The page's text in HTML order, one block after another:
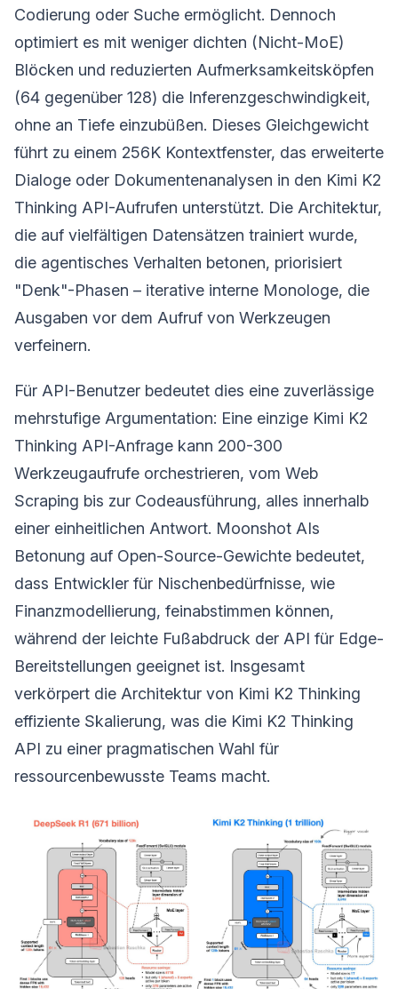
Codierung oder Suche ermöglicht. Dennoch
optimiert es mit weniger dichten (Nicht-MoE)
Blöcken und reduzierten Aufmerksamkeitsköpfen
(64 gegenüber 128) die Inferenzgeschwindigkeit,
ohne an Tiefe einzubüßen. Dieses Gleichgewicht
führt zu einem 256K Kontextfenster, das erweiterte
Dialoge oder Dokumentenanalysen in den Kimi K2
Thinking API-Aufrufen unterstützt. Die Architektur,
die auf vielfältigen Datensätzen trainiert wurde,
die agentisches Verhalten betonen, priorisiert
"Denk"-Phasen – iterative interne Monologe, die
Ausgaben vor dem Aufruf von Werkzeugen
verfeinern.
Für API-Benutzer bedeutet dies eine zuverlässige
mehrstufige Argumentation: Eine einzige Kimi K2
Thinking API-Anfrage kann 200-300
Werkzeugaufrufe orchestrieren, vom Web
Scraping bis zur Codeausführung, alles innerhalb
einer einheitlichen Antwort. Moonshot AIs
Betonung auf Open-Source-Gewichte bedeutet,
dass Entwickler für Nischenbedürfnisse, wie
Finanzmodellierung, feinabstimmen können,
während der leichte Fußabdruck der API für Edge-
Bereitstellungen geeignet ist. Insgesamt
verkörpert die Architektur von Kimi K2 Thinking
effiziente Skalierung, was die Kimi K2 Thinking
API zu einer pragmatischen Wahl für
ressourcenbewusste Teams macht.